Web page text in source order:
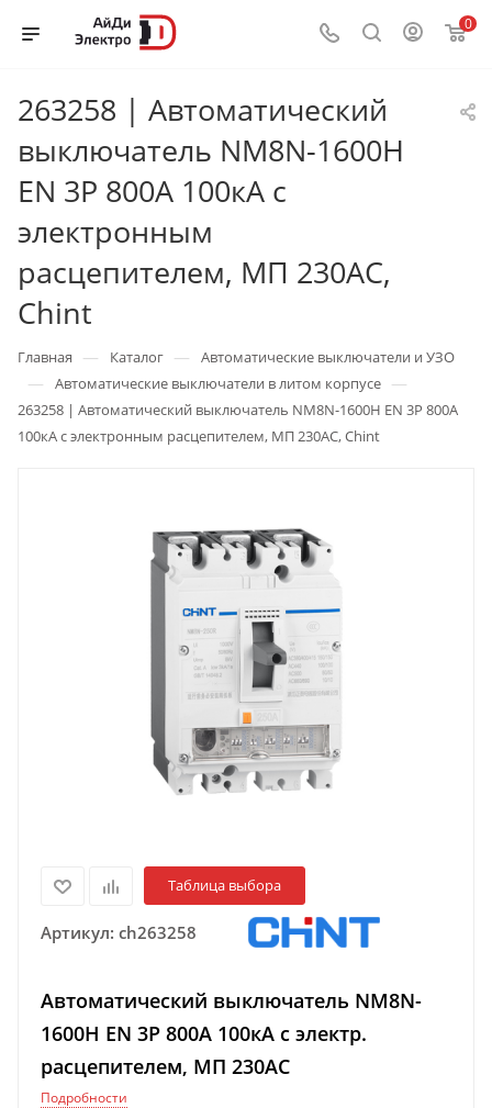
0
263258 | Автоматический
выключатель NM8N-1600H
EN 3P 800А 100кА с
электронным
расцепителем, МП 230AC,
Chint
Главная — Каталог — Автоматические выключатели и УЗО
— Автоматические выключатели в литом корпусе —
263258 | Автоматический выключатель NM8N-1600H EN 3P 800А
100кА с электронным расцепителем, МП 230AC, Chint
Таблица выбора
Артикул: ch263258
Автоматический выключатель NM8N-
1600H EN 3P 800А 100кА с электр.
расцепителем, МП 230AC
Подробности